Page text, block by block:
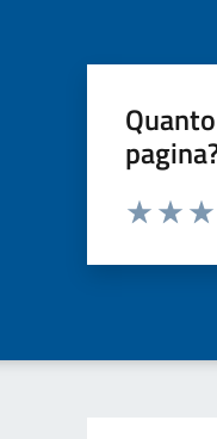
Valuta da 1 a